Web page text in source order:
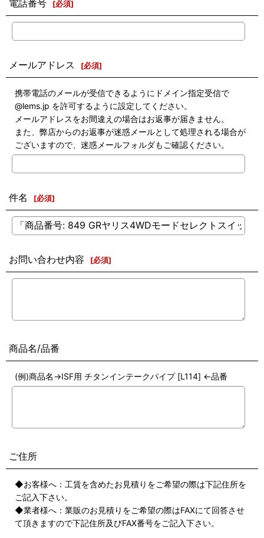
電話番号 [必須]
メールアドレス [必須]
携帯電話のメールが受信できるようにドメイン指定受信で
@lems.jp を許可するように設定してください。
メールアドレスをお間違えの場合はお返事が届きません。
また、弊店からのお返事が迷惑メールとして処理される場合が
ございますので、迷惑メールフォルダもご確認ください。
件名 [必須]
お問い合わせ内容 [必須]
商品名/品番
(例)商品名→ISF用 チタンインテークパイプ [L114] ←品番
ご住所
◆お客様へ：工賃を含めたお見積りをご希望の際は下記住所を
ご記入下さい。
◆業者様へ：業販のお見積りをご希望の際はFAXにて回答させ
て頂きますので下記住所及びFAX番号をご記入下さい。